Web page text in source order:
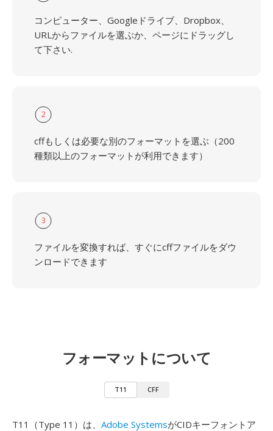
コンピューター、Googleドライブ、Dropbox、
URLからファイルを選ぶか、ページにドラッグし
て下さい.
2
cffもしくは必要な別のフォーマットを選ぶ（200
種類以上のフォーマットが利用できます）
3
ファイルを変換すれば、すぐにcffファイルをダウ
ンロードできます
フォーマットについて
T11 CFF
T11（Type 11）は、 Adobe SystemsがCIDキーフォントア